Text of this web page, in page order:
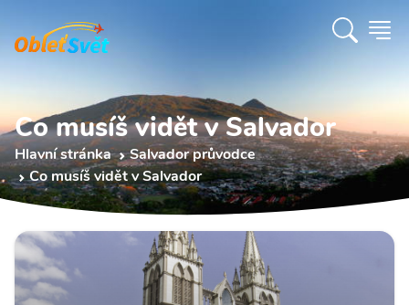
Co musíš vidět v Salvador
Hlavní stránka
Salvador průvodce
Co musíš vidět v Salvador